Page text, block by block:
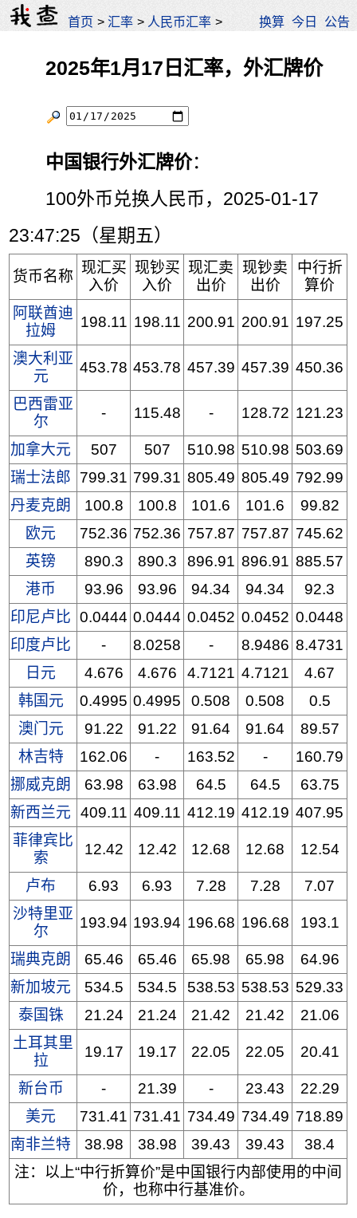
首页 >汇率 > 人民币汇率 > 换算 今日 公告
2025年1月17日汇率，外汇牌价
中国银行外汇牌价：
100外币兑换人民币，2025-01-17
23:47:25（星期五）
货币名称
现汇买
入价
现钞买
入价
现汇卖
出价
现钞卖
出价
中行折
算价
阿联酋迪
拉姆
198.11 198.11 200.91 200.91 197.25
澳大利亚
元
453.78 453.78 457.39 457.39 450.36
巴西雷亚
尔
- 115.48 - 128.72 121.23
加拿大元 507 507 510.98 510.98 503.69
瑞士法郎
799.31 799.31 805.49 805.49 792.99
丹麦克朗
100.8 100.8 101.6 101.6
99.82
欧元
752.36 752.36 757.87 757.87 745.62
英镑
890.3 890.3 896.91 896.91 885.57
港币
93.96 93.96 94.34 94.34
92.3
印尼卢比 0.0444 0.0444 0.0452 0.0452 0.0448
印度卢比
- 8.0258 - 8.9486 8.4731
日元
4.676 4.676 4.7121 4.7121
4.67
韩国元
0.4995 0.4995 0.508 0.508
0.5
澳门元
91.22 91.22 91.64 91.64
89.57
林吉特
162.06 - 163.52 -
160.79
挪威克朗
63.98 63.98 64.5 64.5
63.75
新西兰元
409.11 409.11 412.19 412.19 407.95
菲律宾比
索
12.42 12.42 12.68 12.68 12.54
卢布 6.93 6.93 7.28 7.28
7.07
沙特里亚
尔
193.94 193.94 196.68 196.68 193.1
瑞典克朗 65.46 65.46 65.98 65.98
64.96
新加坡元
534.5 534.5 538.53 538.53 529.33
泰国铢
21.24 21.24 21.42 21.42
21.06
土耳其里
拉
19.17 19.17 22.05 22.05 20.41
新台币 - 21.39 - 23.43
22.29
美元
731.41 731.41 734.49 734.49 718.89
南非兰特
38.98 38.98 39.43 39.43
38.4
注：以上“中行折算价”是中国银行内部使用的中间
价，也称中行基准价。